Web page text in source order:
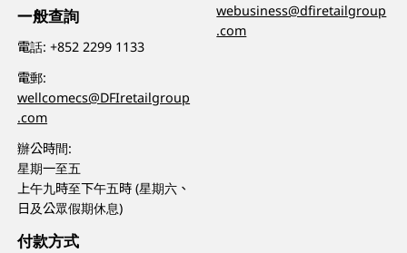
一般查詢
電話:+852 2299 1133
電郵:
wellcomecs@DFIretailgroup
.com
辦公時間:
星期一至五
上午九時至下午五時 (星期六、
日及公眾假期休息)
webusiness@dfiretailgroup
.com
付款方式